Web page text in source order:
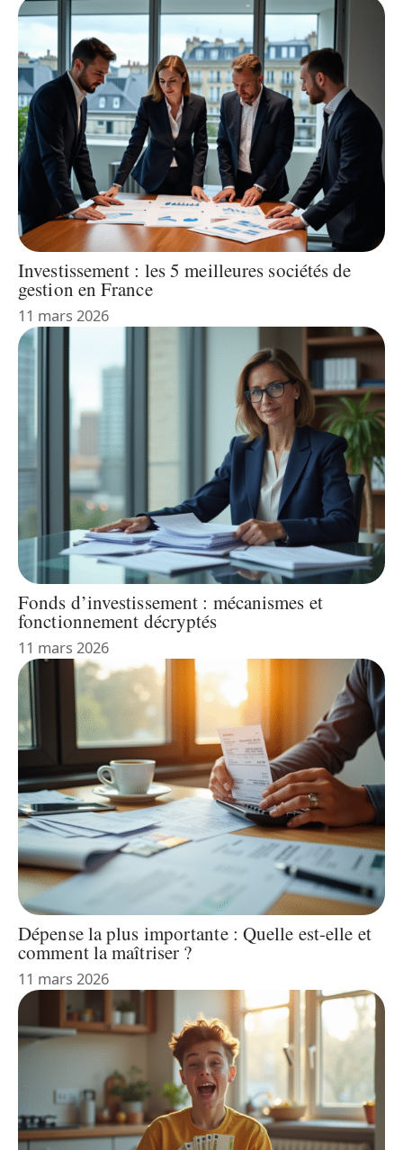
Investissement : les 5 meilleures sociétés de
gestion en France
11 mars 2026
Fonds d’investissement : mécanismes et
fonctionnement décryptés
11 mars 2026
Dépense la plus importante : Quelle est-elle et
comment la maîtriser ?
11 mars 2026